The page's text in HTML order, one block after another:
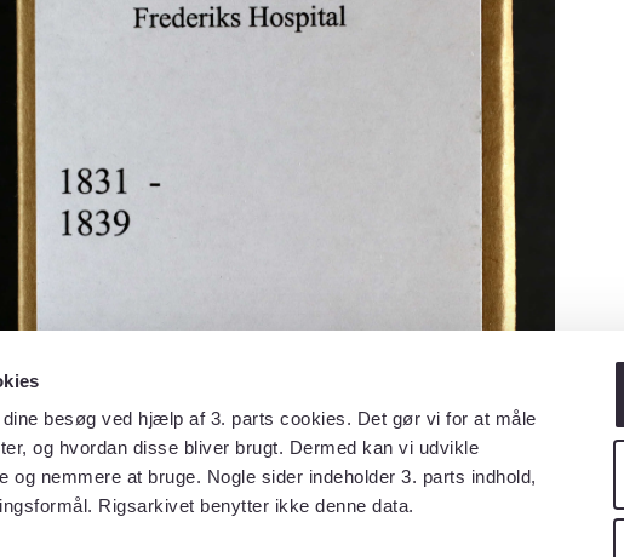
besøg ved hjælp af 3. parts cookies. Det gør vi for at måle
og hvordan disse bliver brugt. Dermed kan vi udvikle
og nemmere at bruge. Nogle sider indeholder 3. parts indhold,
Rigsarkivet benytter ikke denne data.